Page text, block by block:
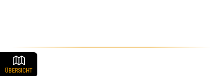
ÜBERSICHT